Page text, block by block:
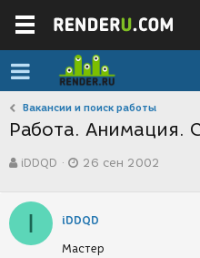
Вакансии и поиск работы
Работа. Анимация.
в
о
е
iDDQD
а
с
з
26 сен 2002
I iDDQD
Мастер